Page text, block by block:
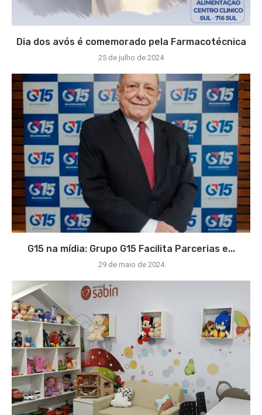
Dia dos avós é comemorado pela Farmacotécnica
25 de julho de 2024
G15 na mídia: Grupo G15 Facilita Parcerias e...
29 de maio de 2024